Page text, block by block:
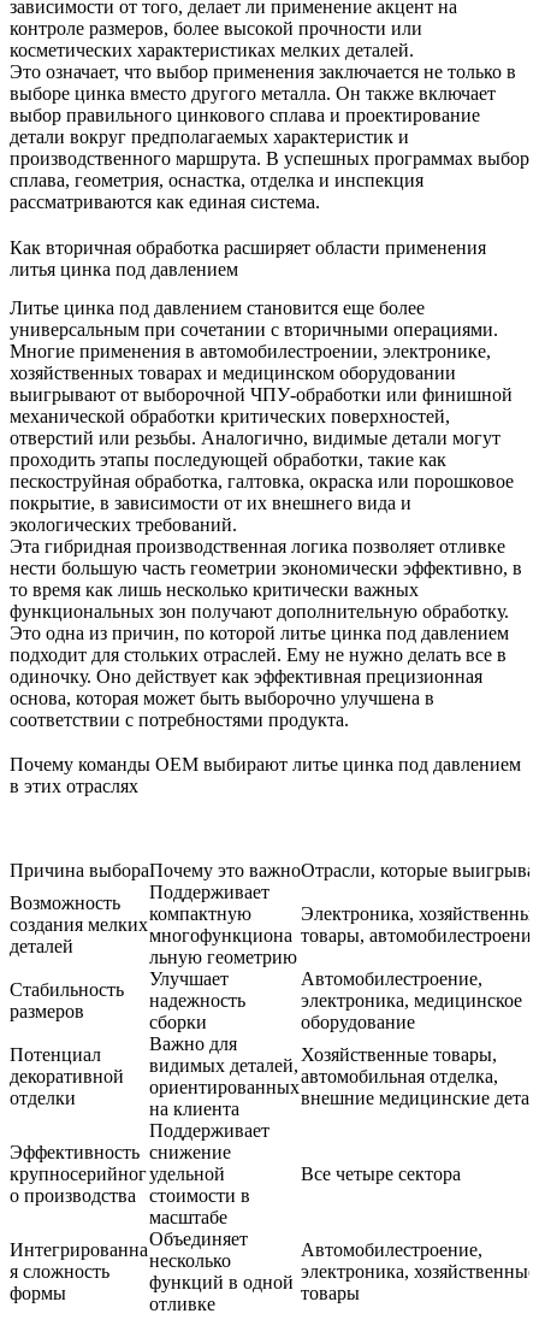
зависимости от того, делает ли применение акцент на
контроле размеров, более высокой прочности или
косметических характеристиках мелких деталей.
Это означает, что выбор применения заключается не только в
выборе цинка вместо другого металла. Он также включает
выбор правильного цинкового сплава и проектирование
детали вокруг предполагаемых характеристик и
производственного маршрута. В успешных программах выбор
сплава, геометрия, оснастка, отделка и инспекция
рассматриваются как единая система.
Как вторичная обработка расширяет области применения
литья цинка под давлением
Литье цинка под давлением становится еще более
универсальным при сочетании с вторичными операциями.
Многие применения в автомобилестроении, электронике,
хозяйственных товарах и медицинском оборудовании
выигрывают от выборочной ЧПУ-обработки или финишной
механической обработки критических поверхностей,
отверстий или резьбы. Аналогично, видимые детали могут
проходить этапы последующей обработки, такие как
пескоструйная обработка, галтовка, окраска или порошковое
покрытие, в зависимости от их внешнего вида и
экологических требований.
Эта гибридная производственная логика позволяет отливке
нести большую часть геометрии экономически эффективно, в
то время как лишь несколько критически важных
функциональных зон получают дополнительную обработку.
Это одна из причин, по которой литье цинка под давлением
подходит для стольких отраслей. Ему не нужно делать все в
одиночку. Оно действует как эффективная прецизионная
основа, которая может быть выборочно улучшена в
соответствии с потребностями продукта.
Почему команды OEM выбирают литье цинка под давлением
в этих отраслях
Причина выбораПочему это важноОтрасли, которые
Возможность
создания мелких
деталей
Поддерживает
компактную
многофункциона
льную геометрию
Электроника,
товары, автомобилестроение
Стабильность
размеров
Улучшает
надежность
сборки
Автомобилестроение,
электроника, медицинское
оборудование
Потенциал
декоративной
отделки
Важно для
видимых деталей,
ориентированных
на клиента
Хозяйственные товары,
автомобильная отделка,
внешние медицинские
Эффективность
крупносерийног
о производства
Поддерживает
снижение
удельной
стоимости в
масштабе
Все четыре сектора
Интегрированна
я сложность
формы
Объединяет
несколько
функций в одной
отливке
Автомобилестроение,
электроника, хозяйственные
товары